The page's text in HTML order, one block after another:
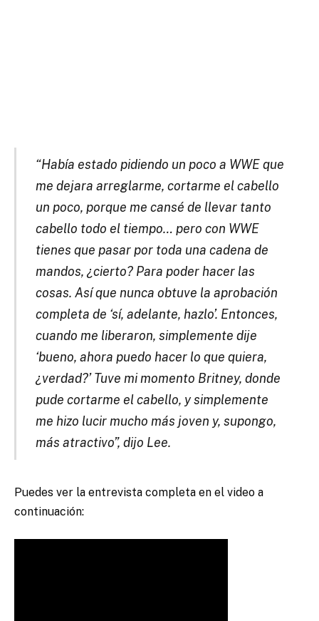
“Había estado pidiendo un poco a WWE que
me dejara arreglarme, cortarme el cabello
un poco, porque me cansé de llevar tanto
cabello todo el tiempo… pero con WWE
tienes que pasar por toda una cadena de
mandos, ¿cierto? Para poder hacer las
cosas. Así que nunca obtuve la aprobación
completa de ‘sí, adelante, hazlo’. Entonces,
cuando me liberaron, simplemente dije
‘bueno, ahora puedo hacer lo que quiera,
¿verdad?’ Tuve mi momento Britney, donde
pude cortarme el cabello, y simplemente
me hizo lucir mucho más joven y, supongo,
más atractivo”, dijo Lee.
Puedes ver la entrevista completa en el video a
continuación: